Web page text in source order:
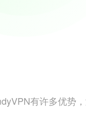
有许多优势